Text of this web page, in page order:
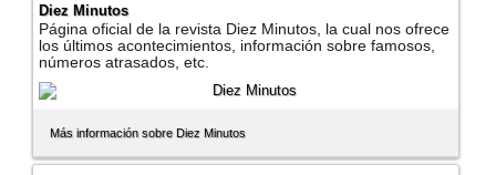
Diez Minutos
Página oficial de la revista Diez Minutos, la cual nos ofrece
los últimos acontecimientos, información sobre famosos,
números atrasados, etc.
Más información sobre Diez Minutos